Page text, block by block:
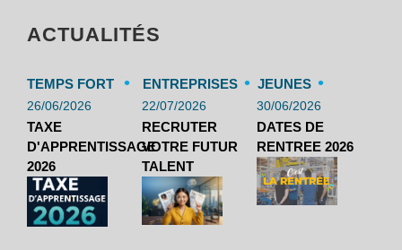
ACTUALITÉS
TEMPS FORT •
26/06/2026
TAXE
D'APPRENTISSAGE
2026
ENTREPRISES •
22/07/2026
RECRUTER
VOTRE FUTUR
TALENT
JEUNES •
30/06/2026
DATES DE
RENTREE 2026